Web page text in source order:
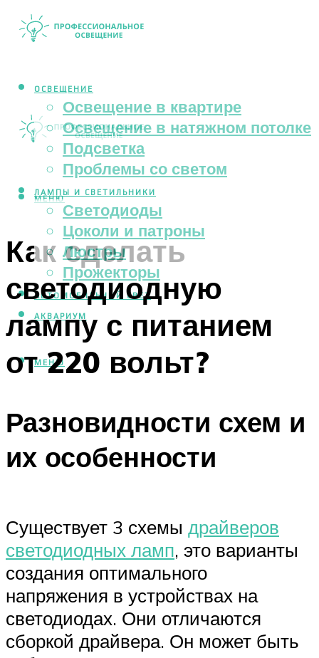
ОСВЕЩЕНИЕ
Освещение в квартире
Освещение в натяжном потолке
Подсветка
Проблемы со светом
ЛАМПЫ И СВЕТИЛЬНИКИ
Светодиоды
Цоколи и патроны
Люстры
Прожекторы
АВТОМОБИЛЬНЫЙ СВЕТ
АКВАРИУМ
МЕНЮ
МЕНЮ
Как сделать
светодиодную
лампу с питанием
от 220 вольт?
Разновидности схем и
их особенности
Существует 3 схемы драйверов
светодиодных ламп, это варианты
создания оптимального
напряжения в устройствах на
светодиодах. Они отличаются
сборкой драйвера. Он может быть